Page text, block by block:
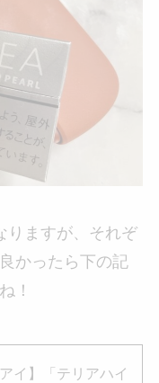
りますが、それぞ
かったら下の記
！
イ】「テリアハイ